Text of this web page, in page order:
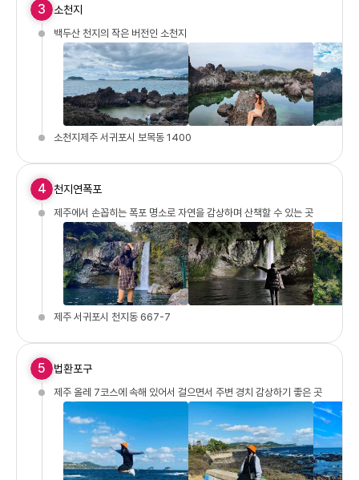
3 소천지
백두산 천지의 작은 버전인 소천지
소천지제주 서귀포시 보목동 1400
4 천지연폭포
제주에서 손꼽히는 폭포 명소로 자연을 감상하며 산책할 수 있는 곳
제주 서귀포시 천지동 667-7
5 법환포구
제주 올레 7코스에 속해 있어서 걸으면서 주변 경치 감상하기 좋은 곳